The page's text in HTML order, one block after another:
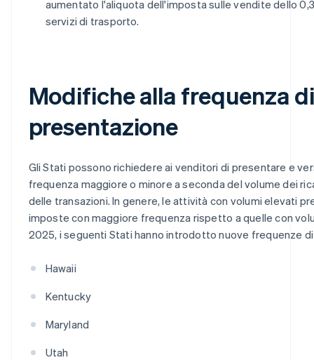
aumentato l'aliquota dell'imposta sulle vendite dello
servizi di trasporto.
Modifiche alla frequenza di
presentazione
Gli Stati possono richiedere ai venditori di presentare e
frequenza maggiore o minore a seconda del volume dei
delle transazioni. In genere, le attività con volumi elevati
imposte con maggiore frequenza rispetto a quelle con
2025, i seguenti Stati hanno introdotto nuove frequenze
Hawaii
Kentucky
Maryland
Utah